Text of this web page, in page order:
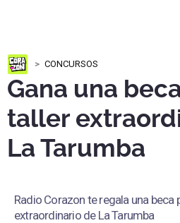
CONCURSOS
Gana una
taller
La Tarumba
Radio Corazon te regala una beca
extraordinario de La Tarumba